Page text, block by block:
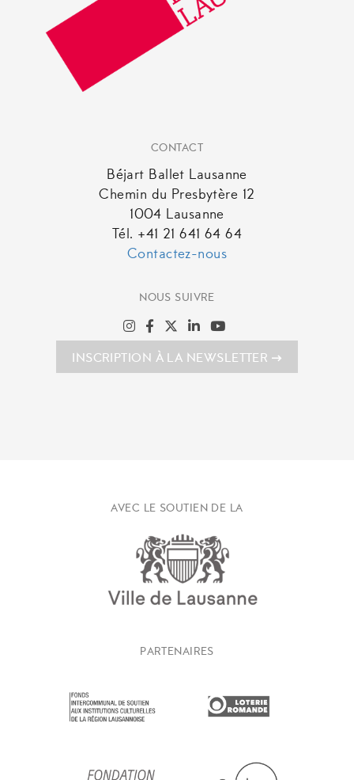
CONTACT
Béjart Ballet Lausanne
Chemin du Presbytère 12
1004 Lausanne
Tél. +41 21 641 64 64
Contactez-nous
NOUS SUIVRE
INSCRIPTION À LA NEWSLETTER
AVEC LE SOUTIEN DE LA
PARTENAIRES